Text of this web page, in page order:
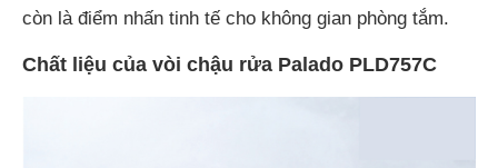
còn là điểm nhấn tinh tế cho không gian phòng tắm.
Chất liệu của vòi chậu rửa Palado PLD757C